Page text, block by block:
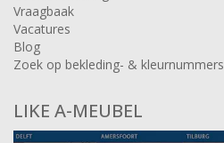
Vraagbaak
Vacatures
Blog
Zoek op bekleding- & kleurnummers
LIKE A-MEUBEL